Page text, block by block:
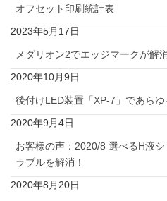
オフセット印刷統計表
2023年5月17日
メダリオン2でエッジマークが解
2020年10月9日
後付けLED装置「XP-7」であら
2020年9月4日
お客様の声：2020/8 選べるH液
ラブルを解消！
2020年8月20日